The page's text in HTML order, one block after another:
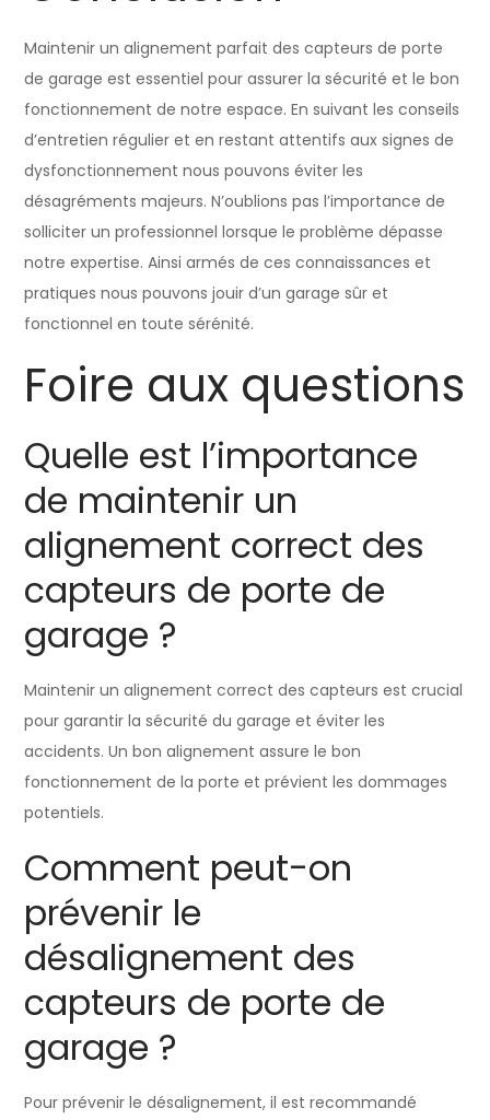
Maintenir un alignement parfait des capteurs de porte
de garage est essentiel pour assurer la sécurité et le bon
fonctionnement de notre espace. En suivant les conseils
d’entretien régulier et en restant attentifs aux signes de
dysfonctionnement nous pouvons éviter les
désagréments majeurs. N’oublions pas l’importance de
solliciter un professionnel lorsque le problème dépasse
notre expertise. Ainsi armés de ces connaissances et
pratiques nous pouvons jouir d’un garage sûr et
fonctionnel en toute sérénité.
Foire aux questions
Quelle est l’importance
de maintenir un
alignement correct des
capteurs de porte de
garage ?
Maintenir un alignement correct des capteurs est crucial
pour garantir la sécurité du garage et éviter les
accidents. Un bon alignement assure le bon
fonctionnement de la porte et prévient les dommages
potentiels.
Comment peut-on
prévenir le
désalignement des
capteurs de porte de
garage ?
Pour prévenir le désalignement, il est recommandé